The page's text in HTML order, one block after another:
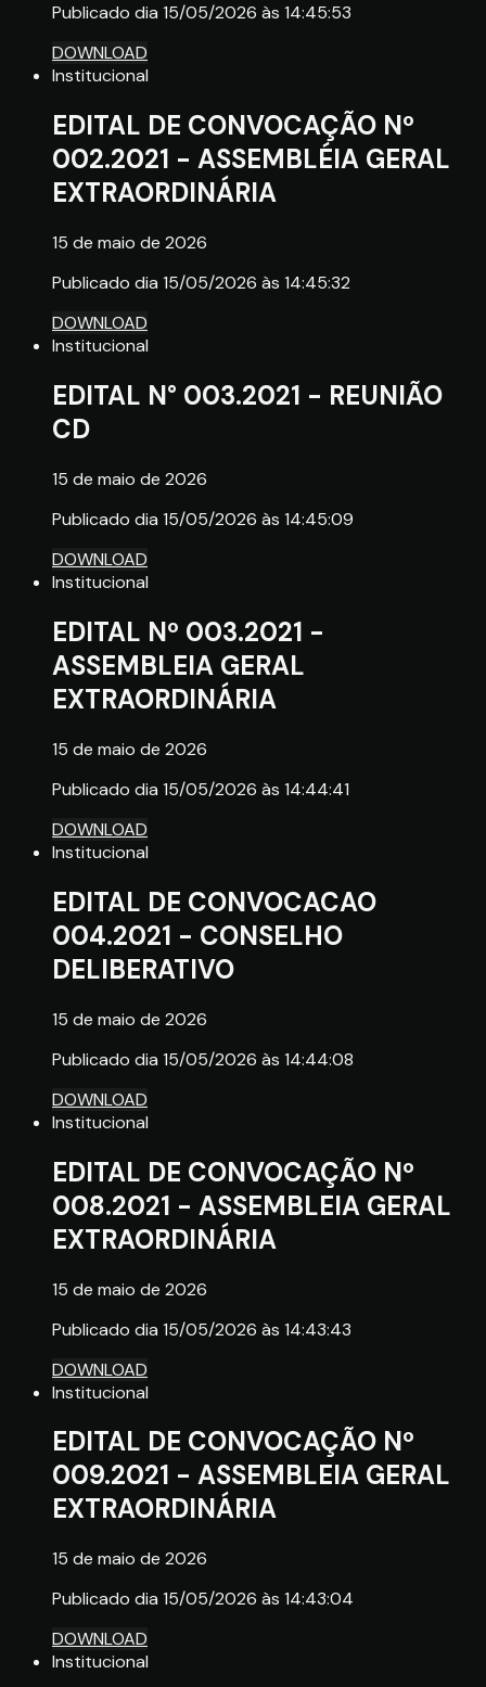
Publicado dia 15/05/2026 às 14:45:53
DOWNLOAD
Institucional
EDITAL DE CONVOCAÇÃO Nº
002.2021 - ASSEMBLÉIA GERAL
EXTRAORDINÁRIA
15 de maio de 2026
Publicado dia 15/05/2026 às 14:45:32
DOWNLOAD
Institucional
EDITAL N° 003.2021 - REUNIÃO
CD
15 de maio de 2026
Publicado dia 15/05/2026 às 14:45:09
DOWNLOAD
Institucional
EDITAL Nº 003.2021 -
ASSEMBLEIA GERAL
EXTRAORDINÁRIA
15 de maio de 2026
Publicado dia 15/05/2026 às 14:44:41
DOWNLOAD
Institucional
EDITAL DE CONVOCACAO
004.2021 - CONSELHO
DELIBERATIVO
15 de maio de 2026
Publicado dia 15/05/2026 às 14:44:08
DOWNLOAD
Institucional
EDITAL DE CONVOCAÇÃO Nº
008.2021 - ASSEMBLEIA GERAL
EXTRAORDINÁRIA
15 de maio de 2026
Publicado dia 15/05/2026 às 14:43:43
DOWNLOAD
Institucional
EDITAL DE CONVOCAÇÃO Nº
009.2021 - ASSEMBLEIA GERAL
EXTRAORDINÁRIA
15 de maio de 2026
Publicado dia 15/05/2026 às 14:43:04
DOWNLOAD
Institucional